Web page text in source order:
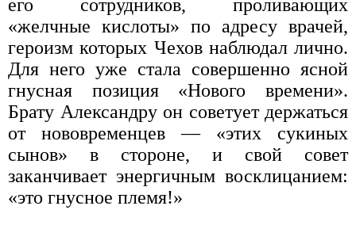
его сотрудников, проливающих
«желчные кислоты» по адресу врачей,
героизм которых Чехов наблюдал лично.
Для него уже стала совершенно ясной
гнусная позиция «Нового времени».
Брату Александру он советует держаться
от нововременцев — «этих сукиных
сынов» в стороне, и свой совет
заканчивает энергичным восклицанием:
«это гнусное племя!»